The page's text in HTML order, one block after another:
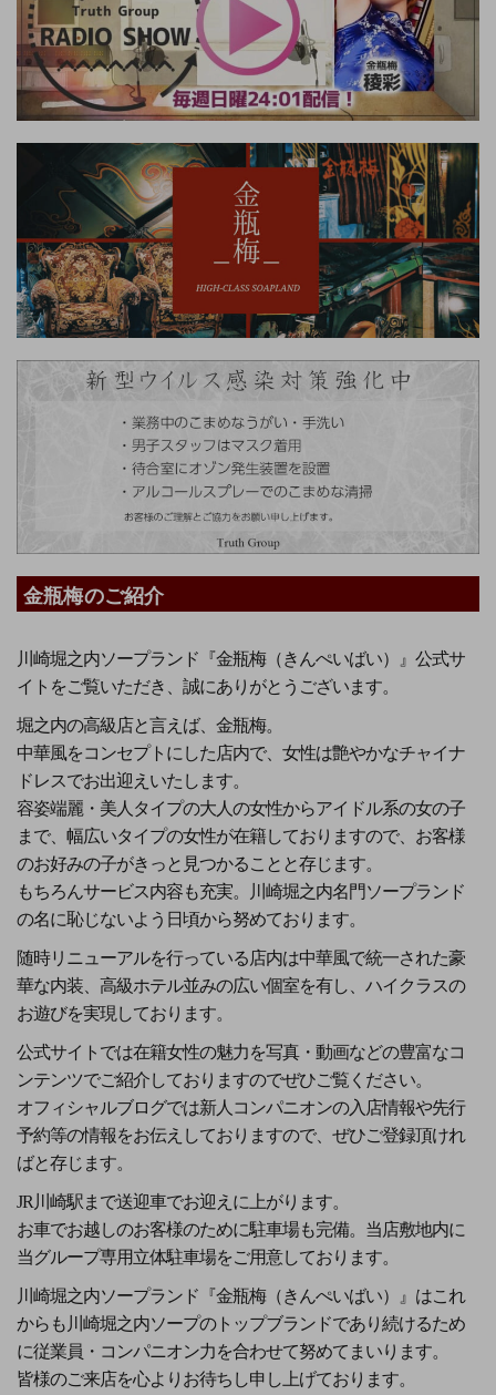
金瓶梅のご紹介
川崎堀之内ソープランド『金瓶梅（きんぺいばい）』公式サ
イトをご覧いただき、誠にありがとうございます。
堀之内の高級店と言えば、金瓶梅。
中華風をコンセプトにした店内で、女性は艶やかなチャイナ
ドレスでお出迎えいたします。
容姿端麗・美人タイプの大人の女性からアイドル系の女の子
まで、幅広いタイプの女性が在籍しておりますので、お客様
のお好みの子がきっと見つかることと存じます。
もちろんサービス内容も充実。川崎堀之内名門ソープランド
の名に恥じないよう日頃から努めております。
随時リニューアルを行っている店内は中華風で統一された豪
華な内装、高級ホテル並みの広い個室を有し、ハイクラスの
お遊びを実現しております。
公式サイトでは在籍女性の魅力を写真・動画などの豊富なコ
ンテンツでご紹介しておりますのでぜひご覧ください。
オフィシャルブログでは新人コンパニオンの入店情報や先行
予約等の情報をお伝えしておりますので、ぜひご登録頂けれ
ばと存じます。
JR川崎駅まで送迎車でお迎えに上がります。
お車でお越しのお客様のために駐車場も完備。当店敷地内に
当グループ専用立体駐車場をご用意しております。
川崎堀之内ソープランド『金瓶梅（きんぺいばい）』はこれ
からも川崎堀之内ソープのトップブランドであり続けるため
に従業員・コンパニオン力を合わせて努めてまいります。
皆様のご来店を心よりお待ちし申し上げております。